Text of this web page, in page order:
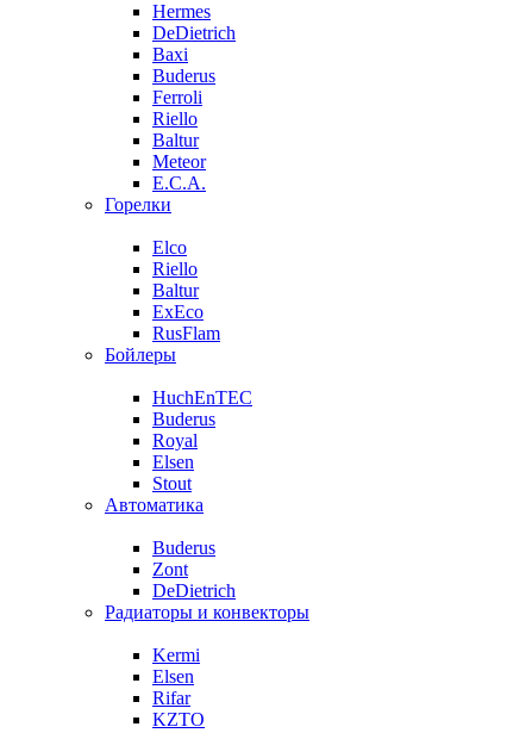
Hermes
DeDietrich
Baxi
Buderus
Ferroli
Riello
Baltur
Meteor
E.C.A.
Горелки
Elco
Riello
Baltur
ExEco
RusFlam
Бойлеры
HuchEnTEC
Buderus
Royal
Elsen
Stout
Автоматика
Buderus
Zont
DeDietrich
Радиаторы и конвекторы
Kermi
Elsen
Rifar
KZTO